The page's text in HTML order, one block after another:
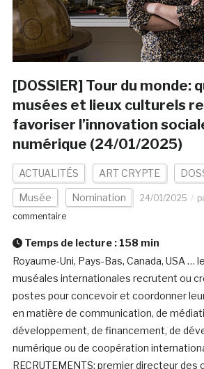
[DOSSIER] Tour du monde:
musées et lieux culturels
favoriser l’innovation
numérique (24/01/2025)
ACTUALITÉS ART CRYPTE
Musée Nomination 24/01/2025
commentaire
Temps de lecture : 158 min
Royaume-Uni, Pays-Bas, Canada, USA …
muséales internationales recrutent ou
postes pour concevoir et coordonner
en matière de communication, de
développement, de financement, de
numérique ou de coopération
RECRUTEMENTS: premier directeur des